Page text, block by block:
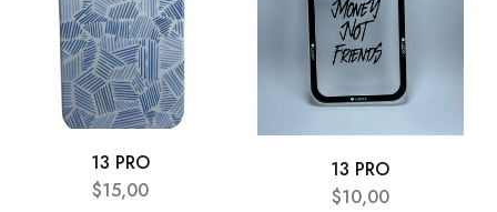
13 PRO
$15,00
13 PRO
$10,00